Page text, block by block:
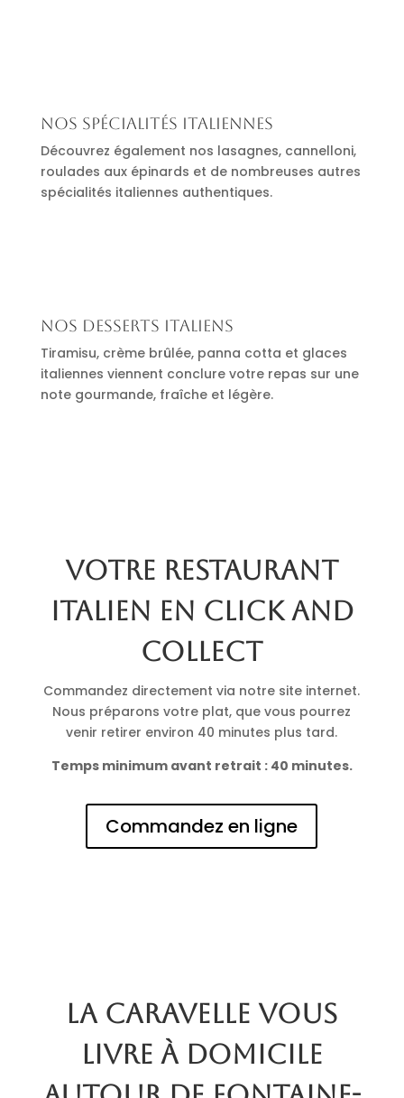
Nos spécialités italiennes
Découvrez également nos lasagnes, cannelloni,
roulades aux épinards et de nombreuses autres
spécialités italiennes authentiques.
Nos desserts italiens
Tiramisu, crème brûlée, panna cotta et glaces
italiennes viennent conclure votre repas sur une
note gourmande, fraîche et légère.
Votre restaurant
italien en click and
collect
Commandez directement via notre site internet.
Nous préparons votre plat, que vous pourrez
venir retirer environ 40 minutes plus tard.
Temps minimum avant retrait : 40 minutes.
Commandez en ligne
La Caravelle vous
livre à domicile